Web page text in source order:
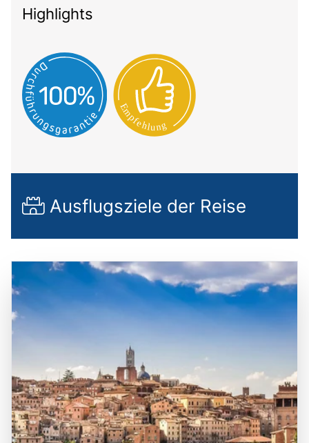
Highlights
Ausflugsziele der Reise